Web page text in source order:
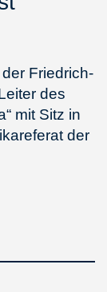
Friedrich-
des
mit Sitz in
der